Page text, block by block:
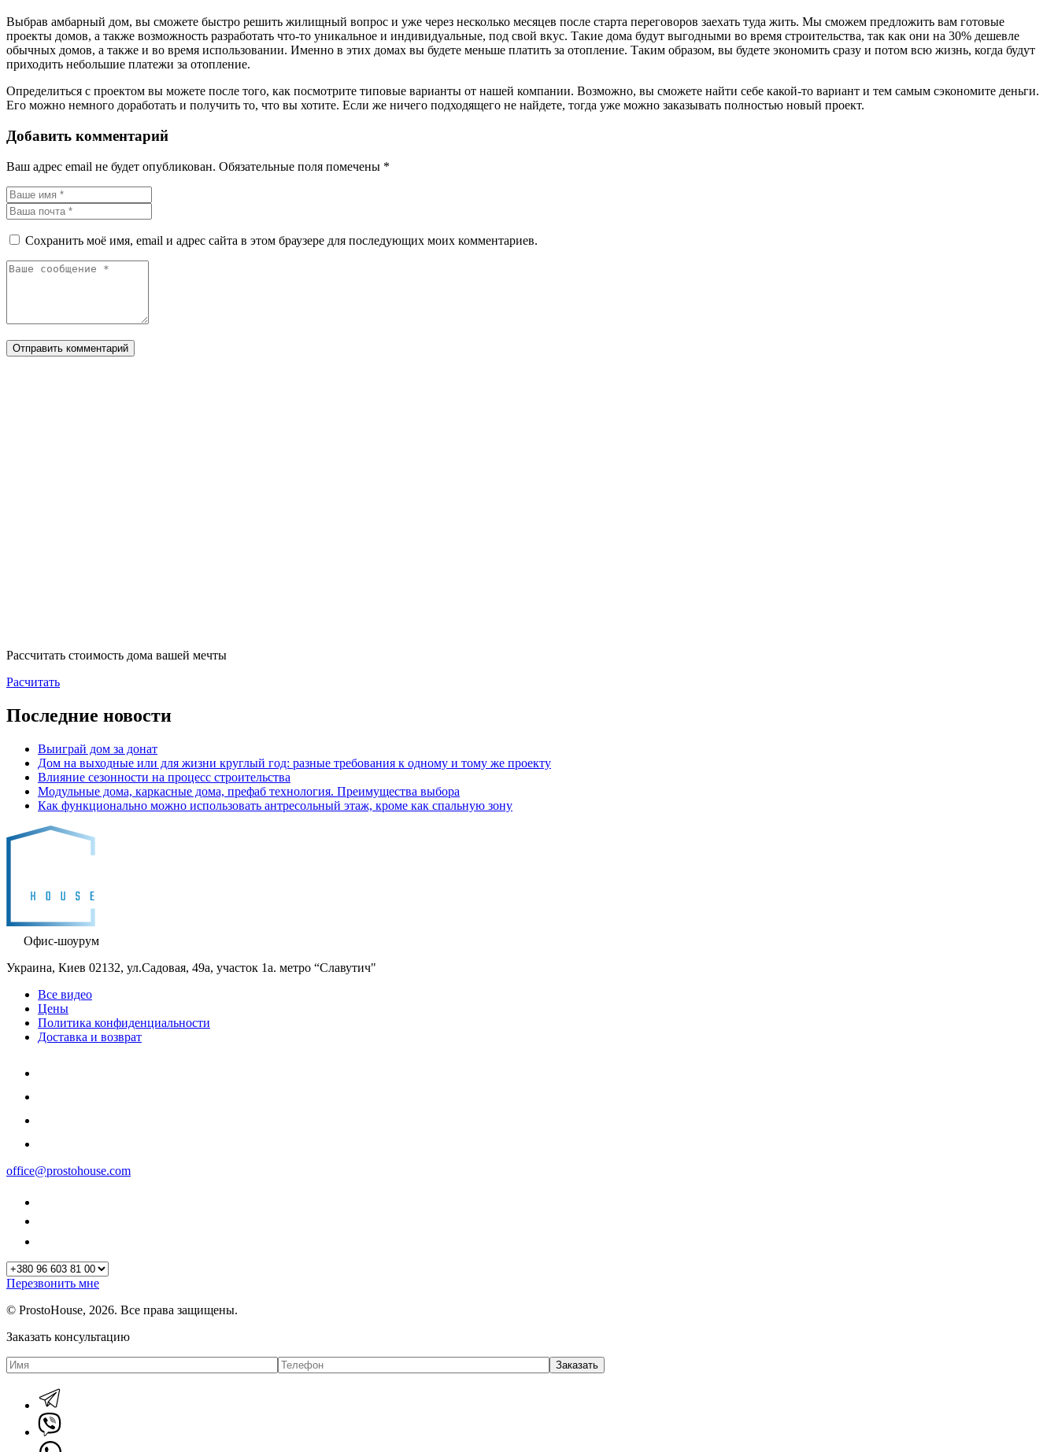
Выбрав амбарный дом, вы сможете быстро решить жилищный вопрос и уже через несколько месяцев после старта переговоров заехать туда жить. Мы сможем предложить вам готовые
проекты домов, а также возможность разработать что-то уникальное и индивидуальные, под свой вкус. Такие дома будут выгодными во время строительства, так как они на 30% дешевле
обычных домов, а также и во время использовании. Именно в этих домах вы будете меньше платить за отопление. Таким образом, вы будете экономить сразу и потом всю жизнь, когда будут
приходить небольшие платежи за отопление.
Определиться с проектом вы можете после того, как посмотрите типовые варианты от нашей компании. Возможно, вы сможете найти себе какой-то вариант и тем самым сэкономите деньги.
Его можно немного доработать и получить то, что вы хотите. Если же ничего подходящего не найдете, тогда уже можно заказывать полностью новый проект.
Добавить комментарий
Ваш адрес email не будет опубликован. Обязательные поля помечены *
Сохранить моё имя, email и адрес сайта в этом браузере для последующих моих комментариев.
Отправить комментарий
Рассчитать стоимость дома вашей мечты
Расчитать
Последние новости
Выиграй дом за донат
Дом на выходные или для жизни круглый год: разные требования к одному и тому же проекту
Влияние сезонности на процесс строительства
Модульные дома, каркасные дома, префаб технология. Преимущества выбора
Как функционально можно использовать антресольный этаж, кроме как спальную зону
Офис-шоурум
Украина, Киев 02132, ул.Садовая, 49а, участок 1а. метро “Славутич"
Все видео
Цены
Политика конфиденциальности
Доставка и возврат
office@prostohouse.com
Перезвонить мне
© ProstoHouse, 2026. Все права защищены.
Заказать консультацию